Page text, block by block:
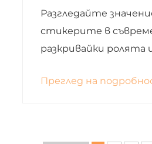
Разгледайте
стикерите в
разкривайки ролята
запасите,
Преглед на